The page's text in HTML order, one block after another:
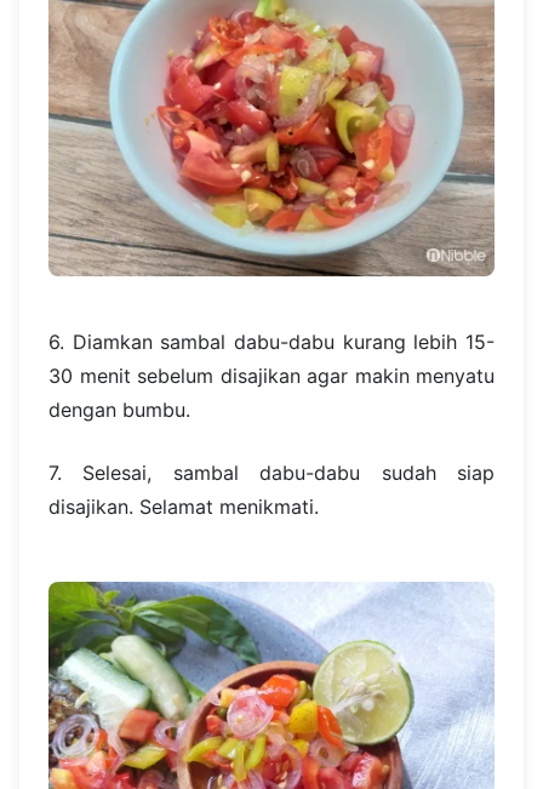
6. Diamkan sambal dabu-dabu kurang lebih 15-
30 menit sebelum disajikan agar makin menyatu
dengan bumbu.
7. Selesai, sambal dabu-dabu sudah siap
disajikan. Selamat menikmati.